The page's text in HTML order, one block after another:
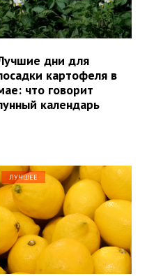
дни для
картофеля в
что говорит
календарь
ЛУЧШЕЕ